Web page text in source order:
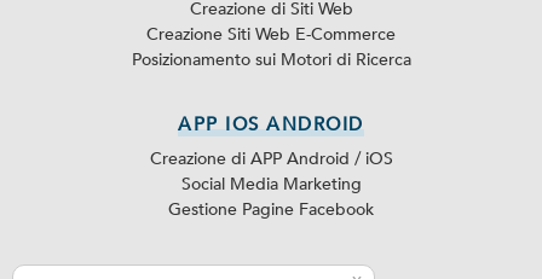
Creazione di Siti Web
Creazione Siti Web E-Commerce
Posizionamento sui Motori di Ricerca
APP IOS ANDROID
Creazione di APP Android / iOS
Social Media Marketing
Gestione Pagine Facebook